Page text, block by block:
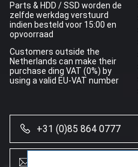
Parts & HDD / SSD worden de
zelfde werkdag verstuurd
indien besteld voor 15:00 en
opvoorraad
Customers outside the
Netherlands can make their
purchase ding VAT (0%) by
using a valid EU-VAT number
+31 (0)85 864 0777